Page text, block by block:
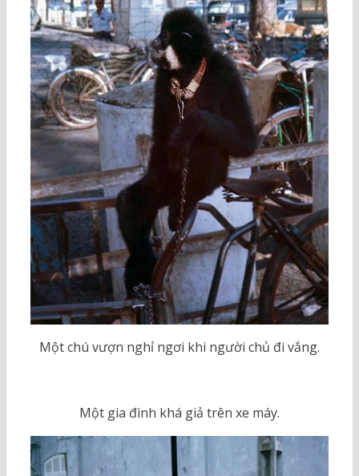
Một chú vượn nghỉ ngơi khi người chủ đi vắng.
Một gia đình khá giả trên xe máy.